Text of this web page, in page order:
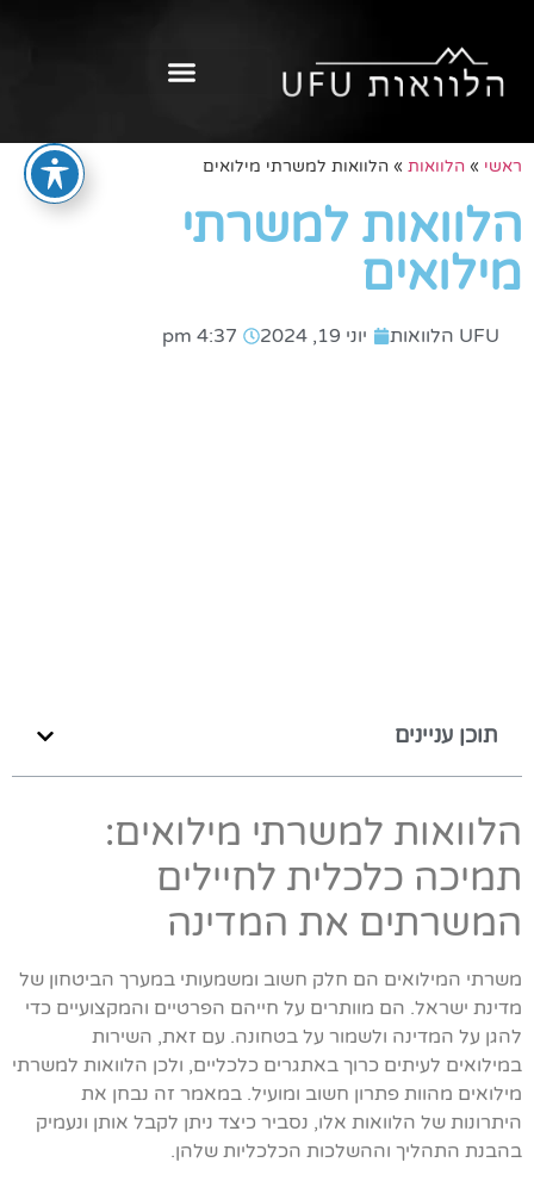
ראשי » הלוואות » הלוואות למשרתי מילואים
הלוואות למשרתי
מילואים
UFU הלוואות יוני 19, 2024 4:37 pm
תוכן עניינים
הלוואות למשרתי מילואים:
תמיכה כלכלית לחיילים
המשרתים את המדינה
משרתי המילואים הם חלק חשוב ומשמעותי במערך הביטחון של
מדינת ישראל. הם מוותרים על חייהם הפרטיים והמקצועיים כדי
להגן על המדינה ולשמור על בטחונה. עם זאת, השירות
במילואים לעיתים כרוך באתגרים כלכליים, ולכן הלוואות למשרתי
מילואים מהוות פתרון חשוב ומועיל. במאמר זה נבחן את
היתרונות של הלוואות אלו, נסביר כיצד ניתן לקבל אותן ונעמיק
בהבנת התהליך וההשלכות הכלכליות שלהן.